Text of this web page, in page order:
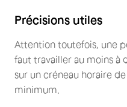
Précisions utiles
Attention toutefois, une
faut travailler au moins à
sur un créneau horaire
minimum.